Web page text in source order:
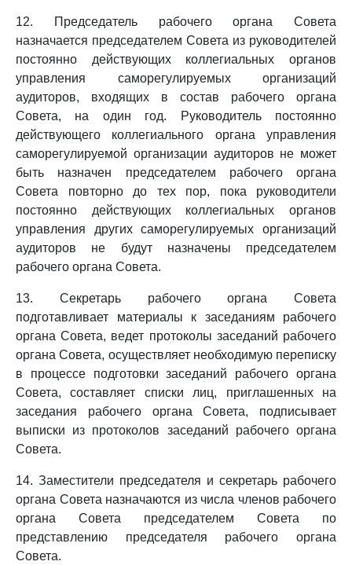
12. Председатель рабочего органа Совета
назначается председателем Совета из руководителей
постоянно действующих коллегиальных органов
управления саморегулируемых организаций
аудиторов, входящих в состав рабочего органа
Совета, на один год. Руководитель постоянно
действующего коллегиального органа управления
саморегулируемой организации аудиторов не может
быть назначен председателем рабочего органа
Совета повторно до тех пор, пока руководители
постоянно действующих коллегиальных органов
управления других саморегулируемых организаций
аудиторов не будут назначены председателем
рабочего органа Совета.
13. Секретарь рабочего органа Совета
подготавливает материалы к заседаниям рабочего
органа Совета, ведет протоколы заседаний рабочего
органа Совета, осуществляет необходимую переписку
в процессе подготовки заседаний рабочего органа
Совета, составляет списки лиц, приглашенных на
заседания рабочего органа Совета, подписывает
выписки из протоколов заседаний рабочего органа
Совета.
14. Заместители председателя и секретарь рабочего
органа Совета назначаются из числа членов рабочего
органа Совета председателем Совета по
представлению председателя рабочего органа
Совета.